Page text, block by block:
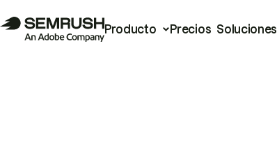
Producto Precios Soluciones